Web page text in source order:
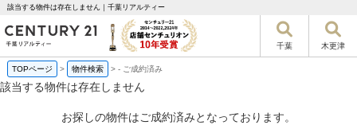
該当する物件は存在しません｜千葉リアルティー
千葉 木更津
TOPページ > 物件検索 >- ご成約済み
該当する物件は存在しません
お探しの物件はご成約済みとなっております。